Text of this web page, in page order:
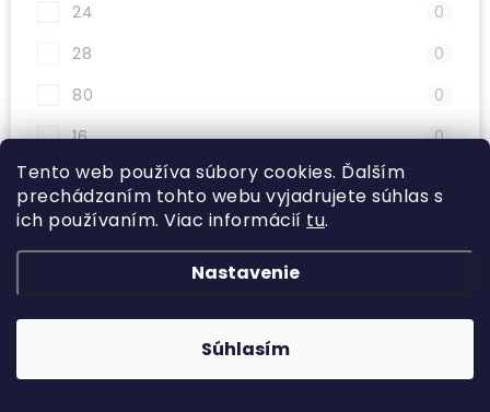
Tento web používa súbory cookies. Ďalším
prechádzaním tohto webu vyjadrujete súhlas s
ich používaním. Viac informácií tu.
Nastavenie
Súhlasím
24
0
28
0
80
0
16
0
26
48
37
0